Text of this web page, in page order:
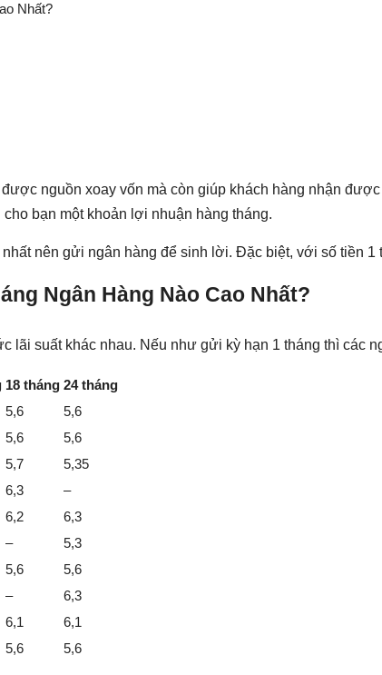
Nhất?
nguồn xoay vốn mà còn giúp khách hàng nhận
bạn một khoản lợi nhuận hàng tháng.
nên gửi ngân hàng để sinh lời. Đặc biệt, với số tiền 1
Ngân Hàng Nào Cao Nhất?
lãi suất khác nhau. Nếu như gửi kỳ hạn 1 tháng thì các
18 tháng 24 tháng
5,6
5,6
5,6
5,6
5,7
5,35
6,3
–
6,2
6,3
–
5,3
5,6
5,6
–
6,3
6,1
6,1
5,6 5,6